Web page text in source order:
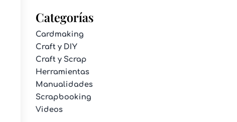
Categorías
Cardmaking
Craft y DIY
Craft y Scrap
Herramientas
Manualidades
Scrapbooking
Videos